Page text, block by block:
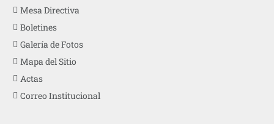
Mesa Directiva
Boletines
Galería de Fotos
Mapa del Sitio
Actas
Correo Institucional